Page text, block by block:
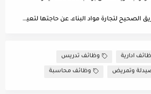
تعلن شركة الطريق الصحيح لتجارة مواد البناء، عن حاجتها لتعيين "محاسب "
ادارية وظائف تدريس
وتمريض وظائف محاسبة